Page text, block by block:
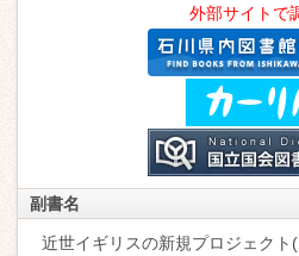
外部サイトで
副書名
近世イギリスの新規プロジェクト